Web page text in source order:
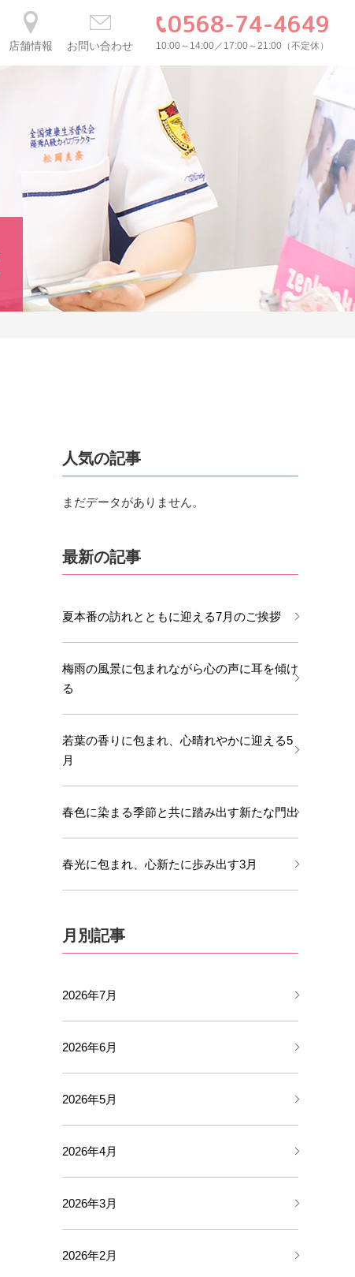
店舗情報 お問い合わせ
0568-74-4649
10:00～14:00／17:00～21:00（不定休）
人気の記事
まだデータがありません。
最新の記事
夏本番の訪れとともに迎える7月のご挨拶
梅雨の風景に包まれながら心の声に耳を傾け
る
若葉の香りに包まれ、心晴れやかに迎える5
月
春色に染まる季節と共に踏み出す新たな門出
春光に包まれ、心新たに歩み出す3月
月別記事
2026年7月
2026年6月
2026年5月
2026年4月
2026年3月
2026年2月